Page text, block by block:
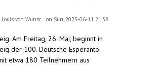
Louis von Wunsc... on Sun, 2023-06-11 21:38
Am Freitag, 26. Mai, beginnt in
der 100. Deutsche Esperanto-
etwa 180 Teilnehmern aus